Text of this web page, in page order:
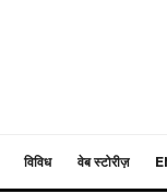
विविध वेब स्टोरीज़